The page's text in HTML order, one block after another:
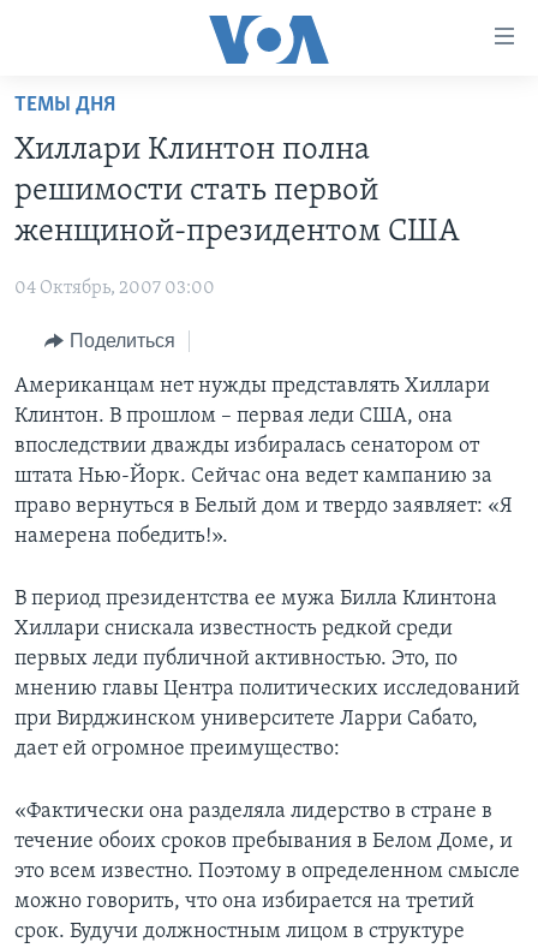
Перейти
основной
контент
Перейти
основной
навигации
Перейти
поиск
ПРОГРАММЫ
ИТОГИ
ПОЧЕМУ ЭТО ВАЖНО?
ДИСКУССИЯ VOA
НЬЮ-ЙОРК NEW YORK
АМЕРИКА. БОЛЬШОЕ ПУТЕШЕСТВИЕ
ПРОЕКТЫ
НАША АМЕРИКАНСКАЯ ИСТОРИЯ
А КАК В АМЕРИКЕ?
АРТЕФАКТЫ
АМЕРИКАНСКИЕ ГОРОДКИ
ТЕСТЫ
ИНТЕРВЬЮ
ФАКТЫ ПРОТИВ ФЕЙКОВ
ЗА СВОБОДУ ПРЕССЫ
УЧИМ АНГЛИЙСКИЙ
ВИДЕО
ПОДПИСКА НА НОВОСТИ
СОЦИАЛЬНЫЕ СЕТИ
Языки
ТЕМЫ ДНЯ
Хиллари Клинтон полна
решимости стать первой
женщиной-президентом США
04 Октябрь, 2007 03:00
Поделиться
Американцам нет нужды представлять Хиллари
Клинтон. В прошлом – первая леди США, она
впоследствии дважды избиралась сенатором от
штата Нью-Йорк. Сейчас она ведет кампанию за
право вернуться в Белый дом и твердо заявляет: «Я
намерена победить!».
В период президентства ее мужа Билла Клинтона
Хиллари снискала известность редкой среди
первых леди публичной активностью. Это, по
мнению главы Центра политических исследований
при Вирджинском университете Ларри Сабато,
дает ей огромное преимущество:
«Фактически она разделяла лидерство в стране в
течение обоих сроков пребывания в Белом Доме, и
это всем известно. Поэтому в определенном смысле
можно говорить, что она избирается на третий
срок. Будучи должностным лицом в структуре